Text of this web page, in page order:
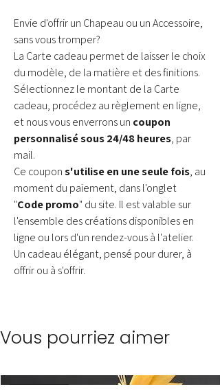
Envie d'offrir un Chapeau ou un Accessoire,
sans vous tromper?
La Carte cadeau permet de laisser le choix
du modèle, de la matière et des finitions.
Sélectionnez le montant de la Carte
cadeau, procédez au règlement en ligne,
et nous vous enverrons un coupon
personnalisé sous 24/48 heures, par
mail.
Ce coupons'utilise en une seule fois, au
moment du paiement, dans l'onglet
"Code promo" du site. Il est valable sur
l'ensemble des créations disponibles en
ligne ou lors d'un rendez-vous à l'atelier.
Un cadeau élégant, pensé pour durer, à
offrir ou à s'offrir.
Vous pourriez aimer